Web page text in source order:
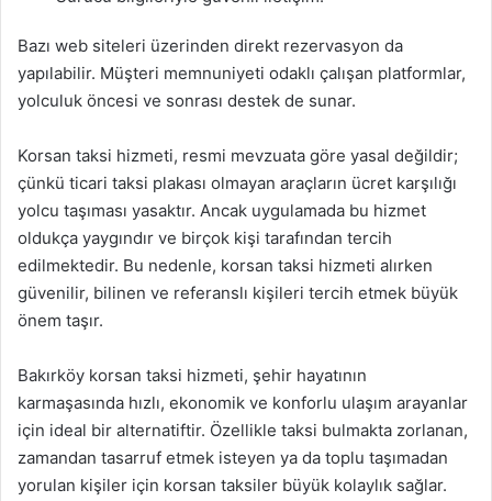
Bazı web siteleri üzerinden direkt rezervasyon da
yapılabilir. Müşteri memnuniyeti odaklı çalışan platformlar,
yolculuk öncesi ve sonrası destek de sunar.
Korsan taksi hizmeti, resmi mevzuata göre yasal değildir;
çünkü ticari taksi plakası olmayan araçların ücret karşılığı
yolcu taşıması yasaktır. Ancak uygulamada bu hizmet
oldukça yaygındır ve birçok kişi tarafından tercih
edilmektedir. Bu nedenle, korsan taksi hizmeti alırken
güvenilir, bilinen ve referanslı kişileri tercih etmek büyük
önem taşır.
Bakırköy korsan taksi hizmeti, şehir hayatının
karmaşasında hızlı, ekonomik ve konforlu ulaşım arayanlar
için ideal bir alternatiftir. Özellikle taksi bulmakta zorlanan,
zamandan tasarruf etmek isteyen ya da toplu taşımadan
yorulan kişiler için korsan taksiler büyük kolaylık sağlar.